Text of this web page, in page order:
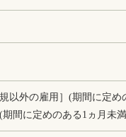
以外の雇用］(期間に定め
間に定めのある1ヵ月未